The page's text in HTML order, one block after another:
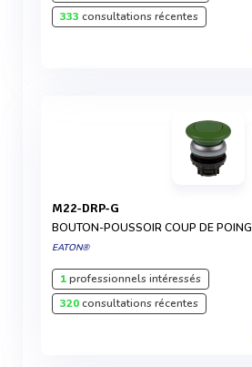
333 consultations récentes
M22-DRP-G
BOUTON-POUSSOIR COUP DE POING
EATON®
1professionnels intéressés
320consultations récentes